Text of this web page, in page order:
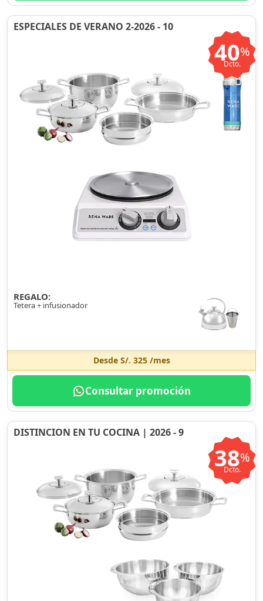
ESPECIALES DE VERANO 2-2026 - 10
40%
Dcto.
REGALO:
Tetera + infusionador
Desde S/. 325/mes
Consultar promoción
DISTINCION EN TU COCINA | 2026 - 9
38%
Dcto.